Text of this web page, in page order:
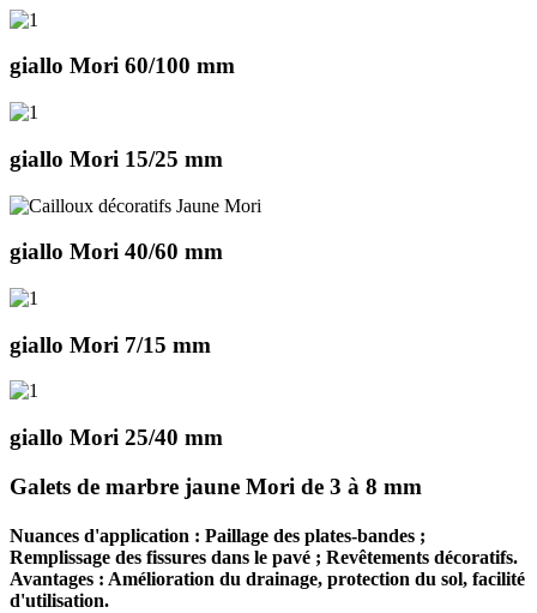
giallo Mori 60/100 mm
giallo Mori 15/25 mm
giallo Mori 40/60 mm
giallo Mori 7/15 mm
giallo Mori 25/40 mm
Galets de marbre jaune Mori de 3 à 8 mm
Nuances d'application : Paillage des plates-bandes ;
Remplissage des fissures dans le pavé ; Revêtements décoratifs.
Avantages : Amélioration du drainage, protection du sol, facilité
d'utilisation.